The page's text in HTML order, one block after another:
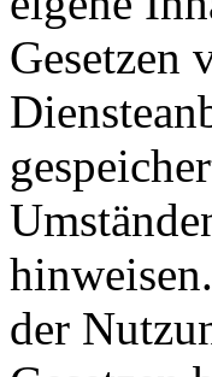
Gesetzen
der